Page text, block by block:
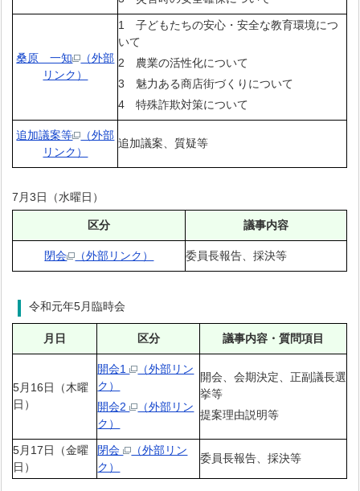
桑原 一知
（外部
リンク）
1 子どもたちの安心・安全な教育環境につ
いて
2 農業の活性化について
3 魅力ある商店街づくりについて
4 特殊詐欺対策について
追加議案等
（外部
リンク）
追加議案、質疑等
7月3日（水曜日）
区分 議事内容
閉会 （外部リンク） 委員長報告、採決等
令和元年5月臨時会
月日 区分 議事内容・質問項目
5月16日（木曜
日）
開会1
（外部リン
ク）
開会2
（外部リン
ク）
開会、会期決定、正副議長選
挙等
提案理由説明等
5月17日（金曜
日）
閉会
（外部リン
ク）
委員長報告、採決等